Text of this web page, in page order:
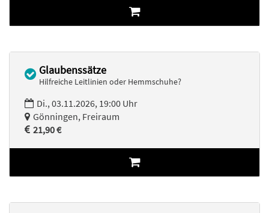
Glaubenssätze
Hilfreiche Leitlinien oder Hemmschuhe?
Di., 03.11.2026, 19:00 Uhr
Gönningen, Freiraum
21,90 €